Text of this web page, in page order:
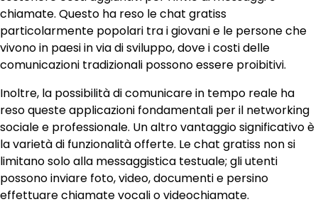
chiamate. Questo ha reso le chat gratiss
particolarmente popolari tra i giovani e le persone che
vivono in paesi in via di sviluppo, dove i costi delle
comunicazioni tradizionali possono essere proibitivi.
Inoltre, la possibilità di comunicare in tempo reale ha
reso queste applicazioni fondamentali per il networking
sociale e professionale. Un altro vantaggio significativo è
la varietà di funzionalità offerte. Le chat gratiss non si
limitano solo alla messaggistica testuale; gli utenti
possono inviare foto, video, documenti e persino
effettuare chiamate vocali o videochiamate.